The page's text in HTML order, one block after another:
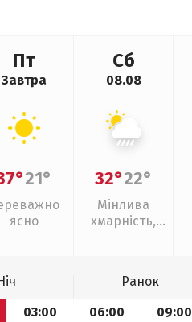
Пт
Завтра
21°
ясно
Сб
08.08
32°22°
Мінлива
хмарність,
Ранок
03:00 06:00 09:00